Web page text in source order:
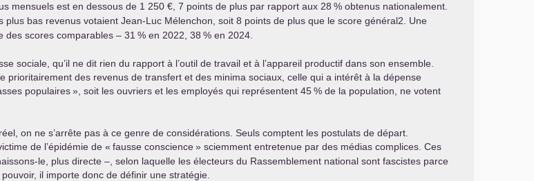
mensuels est en dessous de 1 250 €, 7 points de plus par rapport aux 28 % obtenus nationalement.
plus bas revenus votaient Jean-Luc Mélenchon, soit 8 points de plus que le score général2. Une
des scores comparables – 31 % en 2022, 38 % en 2024.
sociale, qu’il ne dit rien du rapport à l’outil de travail et à l’appareil productif dans son ensemble.
prioritairement des revenus de transfert et des minima sociaux, celle qui a intérêt à la dépense
populaires», soit les ouvriers et les employés qui représentent 45% de la population, ne votent
on ne s’arrête pas à ce genre de considérations. Seuls comptent les postulats de départ.
de l’épidémie de « fausse conscience» sciemment entretenue par des médias complices. Ces
le, plus directe –, selon laquelle les électeurs du Rassemblement national sont fascistes parce
il importe donc de définir une stratégie.